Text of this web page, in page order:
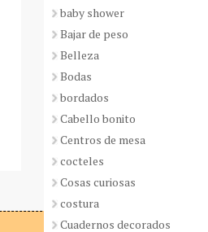
baby shower
Bajar de peso
Belleza
Bodas
bordados
Cabello bonito
Centros de mesa
cocteles
Cosas curiosas
costura
Cuadernos decorados